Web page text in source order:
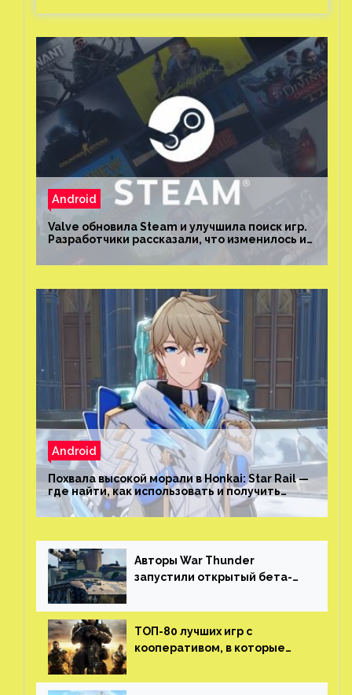
Android
Valve обновила Steam и улучшила поиск игр.
Разработчики рассказали, что изменилось и
Android
Похвала высокой морали в Honkai: Star Rail —
где найти, как использовать и получить
скрытые достижения
Авторы War Thunder
запустили открытый бета-
трейлер и скриншоты
ТОП-80 лучших игр с
кооперативом, в которые
(никаких MMO)